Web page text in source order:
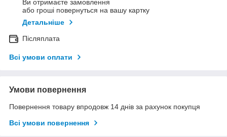
Ви отримаєте замовлення
або гроші повернуться на вашу картку
Детальніше
Післяплата
Всі умови оплати
Умови повернення
Повернення товару впродовж 14 днів за рахунок покупця
Всі умови повернення